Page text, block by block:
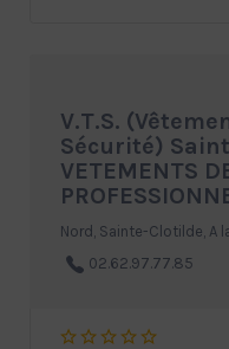
V.T.S.
Sécurité)
VETEMENTS
Nord, Sainte-Clotilde, A
02.62.97.77.85